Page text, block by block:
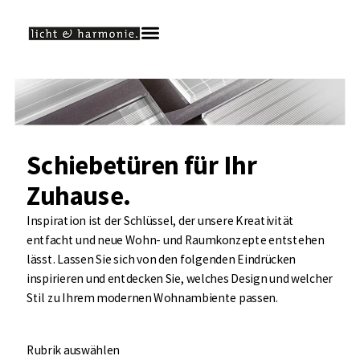
Schiebetüren für Ihr
Zuhause.
Inspiration ist der Schlüssel, der unsere Kreativität
entfacht und neue Wohn- und Raumkonzepte entstehen
lässt. Lassen Sie sich von den folgenden Eindrücken
inspirieren und entdecken Sie, welches Design und welcher
Stil zu Ihrem modernen Wohnambiente passen.
Rubrik auswählen